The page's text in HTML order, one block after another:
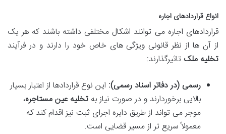
انواع قراردادهای اجاره
قراردادهای اجاره می توانند اشکال مختلفی داشته باشند که هر یک
از آن ها از نظر قانونی ویژگی های خاص خود را دارند و در فرآیند
تخلیه ملک تاثیرگذارند:
رسمی (در دفاتر اسناد رسمی): این نوع قراردادها از اعتبار بسیار
بالایی برخوردارند و در صورت نیاز به تخلیه عین مستاجره،
موجر می تواند از طریق دایره اجرای ثبت نیز اقدام کند که
معمولاً سریع تر از مسیر قضایی است.